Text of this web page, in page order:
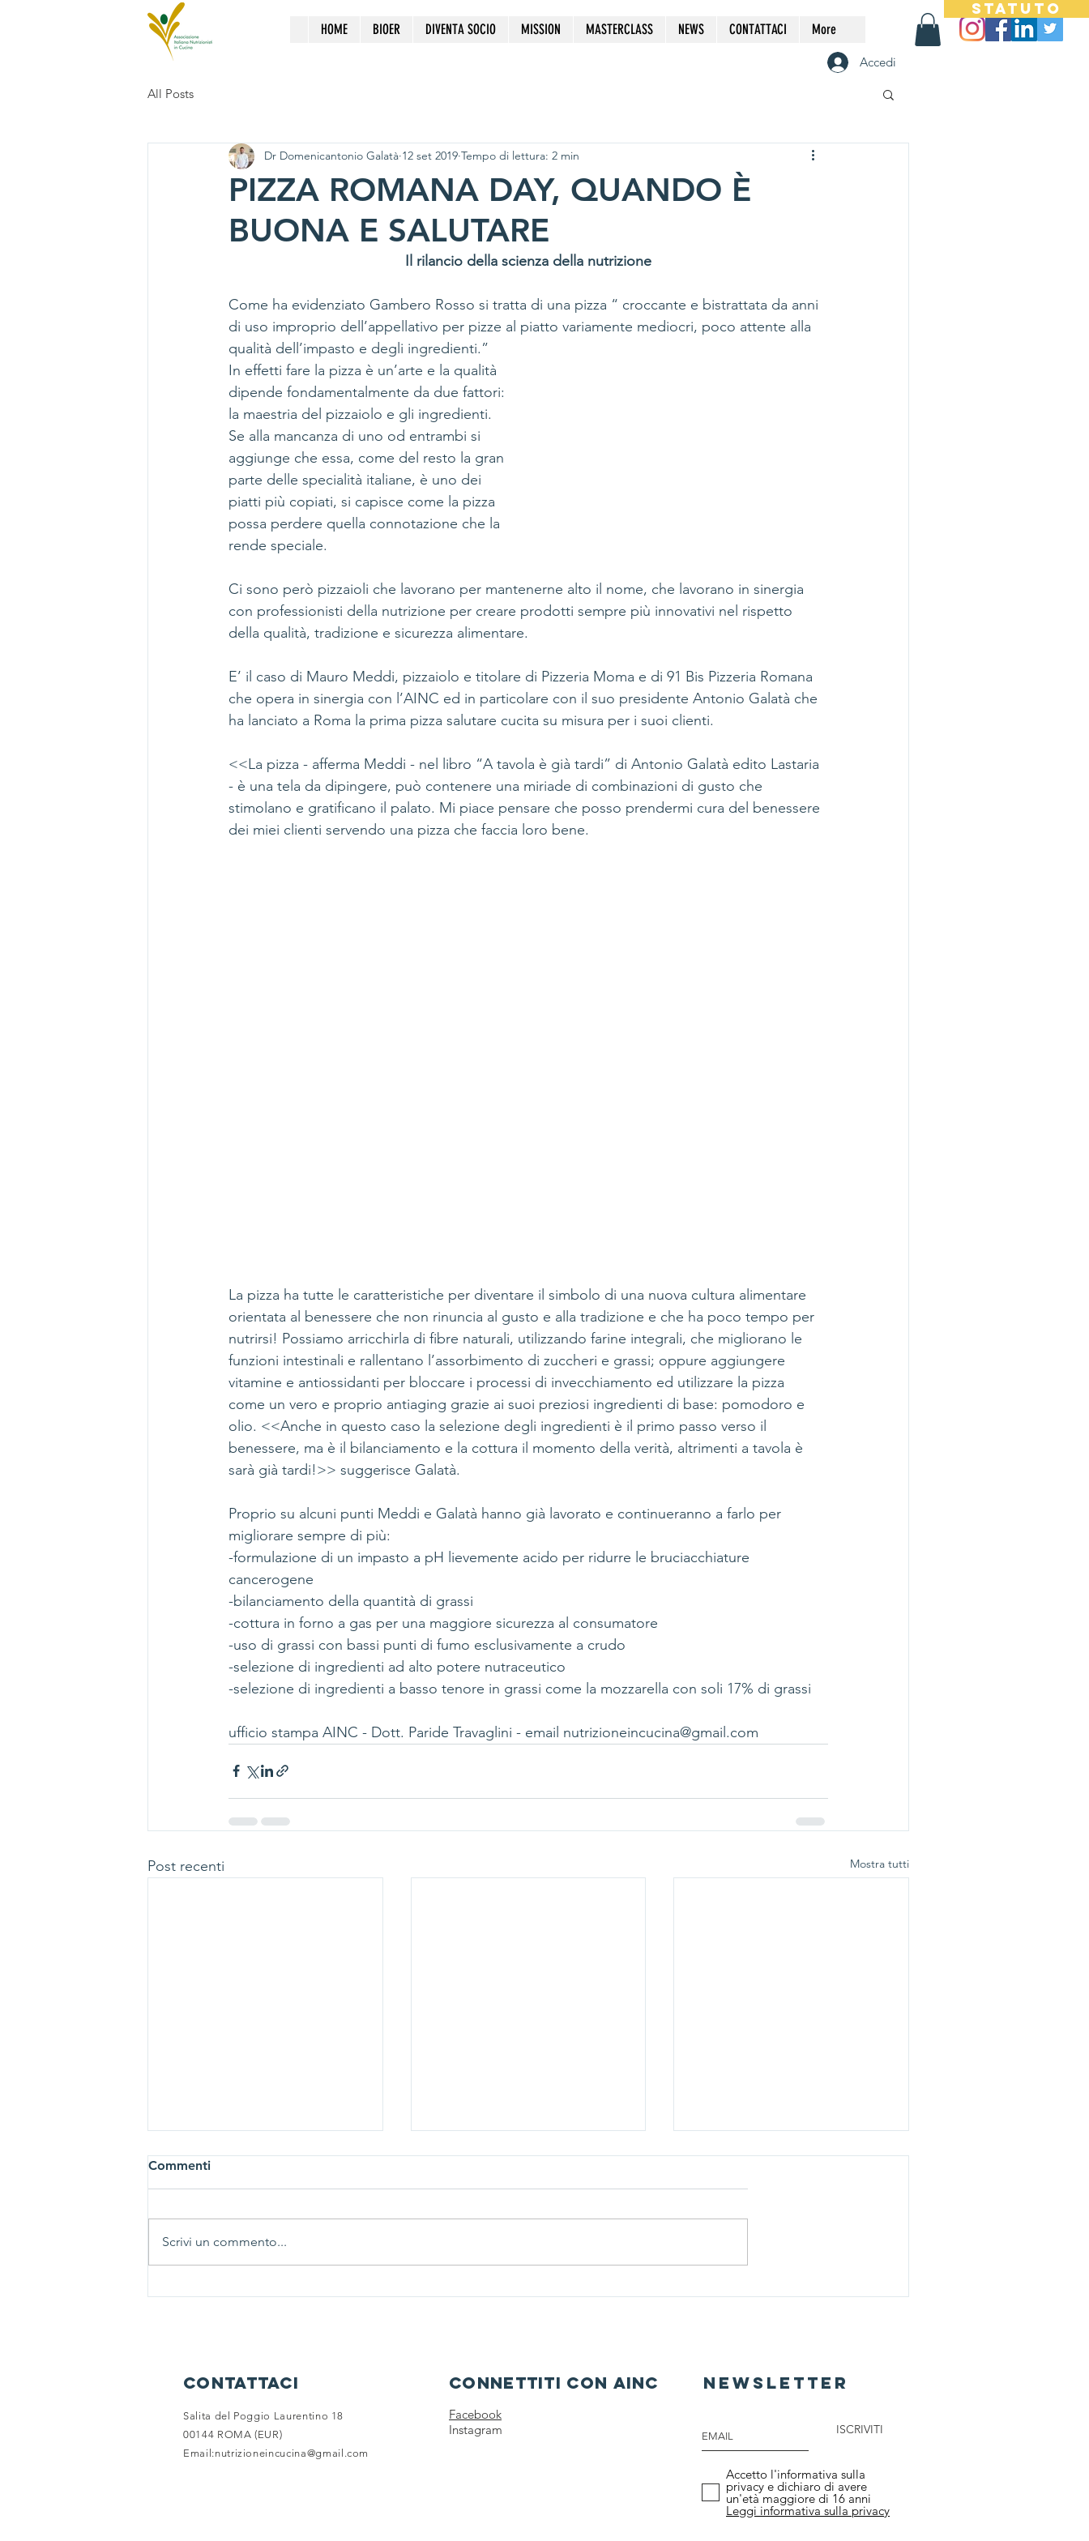
STATUTO
HOME BIOER DIVENTA SOCIO MISSION MASTERCLASS NEWS CONTATTACI More
Accedi
All Posts
PIZZA ROMANA DAY, QUANDO È
BUONA E SALUTARE
Dr Domenicantonio Galatà 12 set 2019 Tempo di lettura: 2 min
Il rilancio della scienza della nutrizione
Come ha evidenziato Gambero Rosso si tratta di una pizza “ croccante e bistrattata da anni
di uso improprio dell’appellativo per pizze al piatto variamente mediocri, poco attente alla
qualità dell’impasto e degli ingredienti.”
In effetti fare la pizza è un’arte e la qualità
dipende fondamentalmente da due fattori:
la maestria del pizzaiolo e gli ingredienti.
Se alla mancanza di uno od entrambi si
aggiunge che essa, come del resto la gran
parte delle specialità italiane, è uno dei
piatti più copiati, si capisce come la pizza
possa perdere quella connotazione che la
rende speciale.
Ci sono però pizzaioli che lavorano per mantenerne alto il nome, che lavorano in sinergia
con professionisti della nutrizione per creare prodotti sempre più innovativi nel rispetto
della qualità, tradizione e sicurezza alimentare.
E’ il caso di Mauro Meddi, pizzaiolo e titolare di Pizzeria Moma e di 91 Bis Pizzeria Romana
che opera in sinergia con l’AINC ed in particolare con il suo presidente Antonio Galatà che
ha lanciato a Roma la prima pizza salutare cucita su misura per i suoi clienti.
<<La pizza - afferma Meddi - nel libro “A tavola è già tardi” di Antonio Galatà edito Lastaria
- è una tela da dipingere, può contenere una miriade di combinazioni di gusto che
stimolano e gratificano il palato. Mi piace pensare che posso prendermi cura del benessere
dei miei clienti servendo una pizza che faccia loro bene.
La pizza ha tutte le caratteristiche per diventare il simbolo di una nuova cultura alimentare
orientata al benessere che non rinuncia al gusto e alla tradizione e che ha poco tempo per
nutrirsi! Possiamo arricchirla di fibre naturali, utilizzando farine integrali, che migliorano le
funzioni intestinali e rallentano l’assorbimento di zuccheri e grassi; oppure aggiungere
vitamine e antiossidanti per bloccare i processi di invecchiamento ed utilizzare la pizza
come un vero e proprio antiaging grazie ai suoi preziosi ingredienti di base: pomodoro e
olio. <<Anche in questo caso la selezione degli ingredienti è il primo passo verso il
benessere, ma è il bilanciamento e la cottura il momento della verità, altrimenti a tavola è
sarà già tardi!>> suggerisce Galatà.
Proprio su alcuni punti Meddi e Galatà hanno già lavorato e continueranno a farlo per
migliorare sempre di più:
-formulazione di un impasto a pH lievemente acido per ridurre le bruciacchiature
cancerogene
-bilanciamento della quantità di grassi
-cottura in forno a gas per una maggiore sicurezza al consumatore
-uso di grassi con bassi punti di fumo esclusivamente a crudo
-selezione di ingredienti ad alto potere nutraceutico
-selezione di ingredienti a basso tenore in grassi come la mozzarella con soli 17% di grassi
ufficio stampa AINC - Dott. Paride Travaglini - email nutrizioneincucina@gmail.com
Post recenti Mostra tutti
Commenti
Scrivi un commento...
contattaci
Salita del Poggio Laurentino 18
00144 ROMA (EUR)
Email:nutrizioneincucina@gmail.com
connettiti con ainc
Facebook
Instagram
newsletter
ISCRIVITI
Accetto l'informativa sulla
privacy e dichiaro di avere
un'età maggiore di 16 anni
Leggi informativa sulla privacy